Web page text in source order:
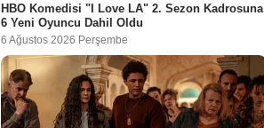
HBO Komedisi "I Love LA" 2. Sezon Kadrosuna
6 Yeni Oyuncu Dahil Oldu
6 Ağustos 2026 Perşembe